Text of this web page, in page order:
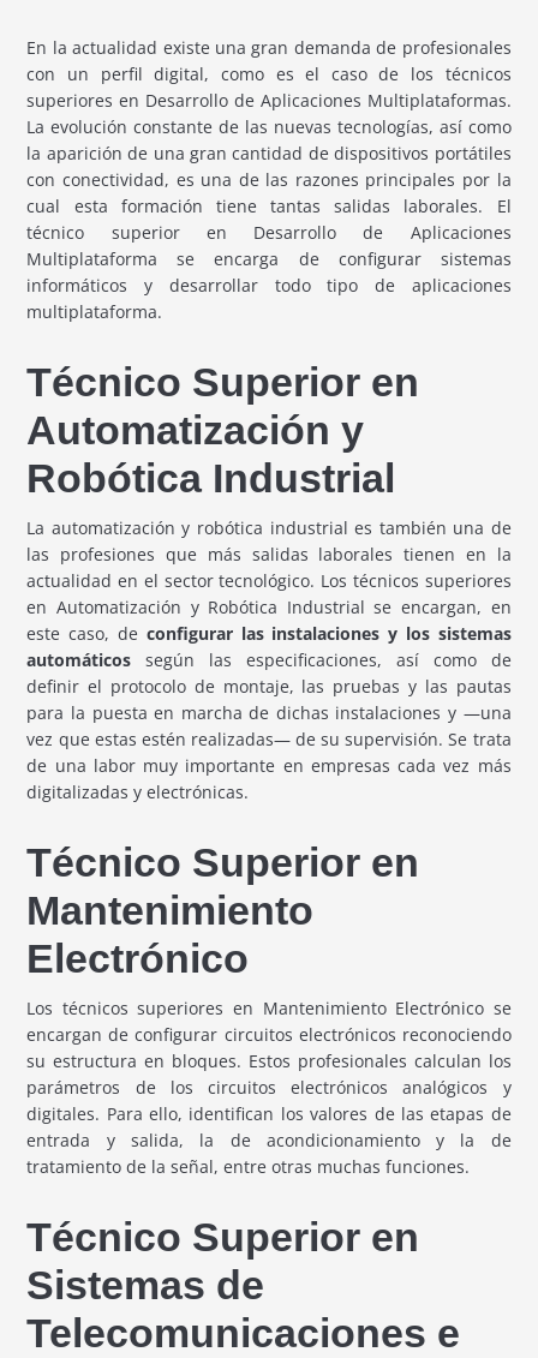
En la actualidad existe una gran demanda de profesionales
con un perfil digital, como es el caso de los técnicos
superiores en Desarrollo de Aplicaciones Multiplataformas.
La evolución constante de las nuevas tecnologías, así como
la aparición de una gran cantidad de dispositivos portátiles
con conectividad, es una de las razones principales por la
cual esta formación tiene tantas salidas laborales. El
técnico superior en Desarrollo de Aplicaciones
Multiplataforma se encarga de configurar sistemas
informáticos y desarrollar todo tipo de aplicaciones
multiplataforma.
Técnico Superior en
Automatización y
Robótica Industrial
La automatización y robótica industrial es también una de
las profesiones que más salidas laborales tienen en la
actualidad en el sector tecnológico. Los técnicos superiores
en Automatización y Robótica Industrial se encargan, en
este caso, de configurar las instalaciones y los sistemas
automáticos según las especificaciones, así como de
definir el protocolo de montaje, las pruebas y las pautas
para la puesta en marcha de dichas instalaciones y —una
vez que estas estén realizadas— de su supervisión. Se trata
de una labor muy importante en empresas cada vez más
digitalizadas y electrónicas.
Técnico Superior en
Mantenimiento
Electrónico
Los técnicos superiores en Mantenimiento Electrónico se
encargan de configurar circuitos electrónicos reconociendo
su estructura en bloques. Estos profesionales calculan los
parámetros de los circuitos electrónicos analógicos y
digitales. Para ello, identifican los valores de las etapas de
entrada y salida, la de acondicionamiento y la de
tratamiento de la señal, entre otras muchas funciones.
Técnico Superior en
Sistemas de
Telecomunicaciones e